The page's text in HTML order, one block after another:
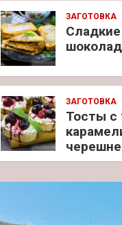
ЗАГОТОВКА
ЗАГОТОВКА
Тосты с